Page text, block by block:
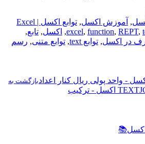
, آموزش اکسل,
توابع اکسل | Excel
excel, function, REPT,
, اکسل, تابع,
حرف در اکسل, توابع text , توابع متنی, رسم
بازگشت به
تابع TEXTJOIN اکسل - ترکیب
📚